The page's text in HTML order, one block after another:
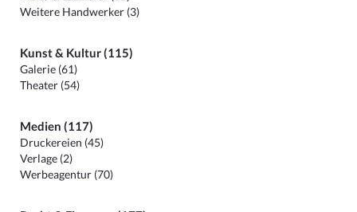
Weitere Handwerker (3)
Kunst & Kultur (115)
Galerie (61)
Theater (54)
Medien (117)
Druckereien (45)
Verlage (2)
Werbeagentur (70)